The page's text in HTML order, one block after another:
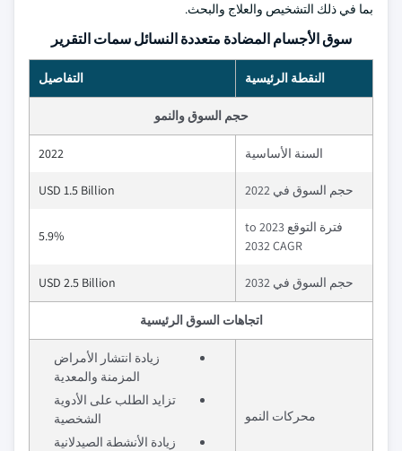
بما في ذلك التشخيص والعلاج والبحث.
سوق الأجسام المضادة متعددة النسائل سمات التقرير
النقطة الرئيسية التفاصيل
حجم السوق والنمو
السنة الأساسية 2022
حجم السوق في 2022 USD 1.5 Billion
فترة التوقع 2023 to
2032 CAGR
5.9%
حجم السوق في 2032 USD 2.5 Billion
اتجاهات السوق الرئيسية
محركات النمو
زيادة انتشار الأمراض
المزمنة والمعدية
تزايد الطلب على الأدوية
الشخصية
زيادة الأنشطة الصيدلانية